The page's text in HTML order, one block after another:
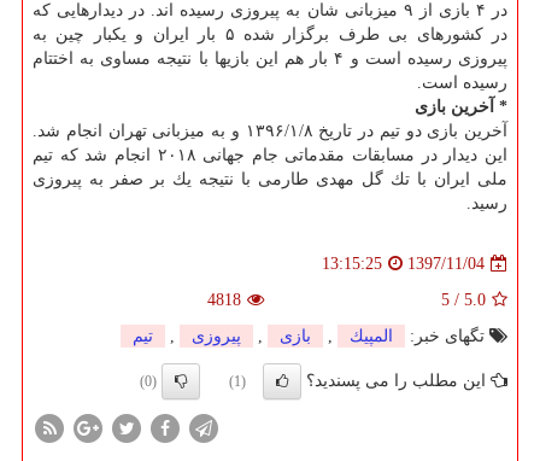
در ۴ بازی از ۹ میزبانی شان به پیروزی رسیده اند. در دیدارهایی كه
در كشورهای بی طرف برگزار شده ۵ بار ایران و یكبار چین به
پیروزی رسیده است و ۴ بار هم این بازیها با نتیجه مساوی به اختتام
رسیده است.
* آخرین بازی
آخرین بازی دو تیم در تاریخ ۱۳۹۶/۱/۸ و به میزبانی تهران انجام شد.
این دیدار در مسابقات مقدماتی جام جهانی ۲۰۱۸ انجام شد كه تیم
ملی ایران با تك گل مهدی طارمی با نتیجه یك بر صفر به پیروزی
رسید.
1397/11/04
13:15:25
5.0
/
5
4818
تگهای خبر:
المپیك , بازی , پیروزی , تیم
این مطلب را می پسندید؟ (1)
(0)